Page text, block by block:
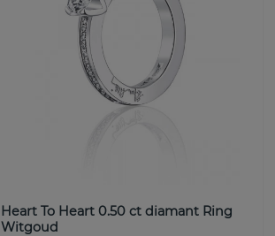
Heart To Heart 0.50 ct diamant Ring
Witgoud